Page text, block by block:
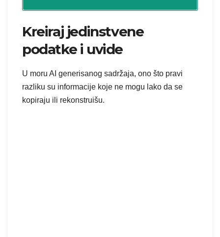
Kreiraj jedinstvene
podatke i uvide
U moru AI generisanog sadržaja, ono što pravi
razliku su informacije koje ne mogu lako da se
kopiraju ili rekonstruišu.